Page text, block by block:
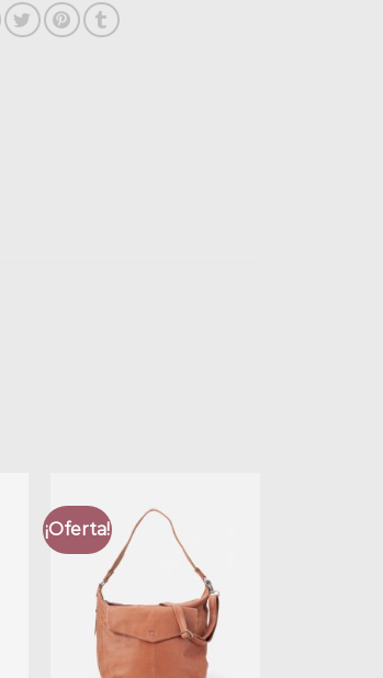
¡Oferta!